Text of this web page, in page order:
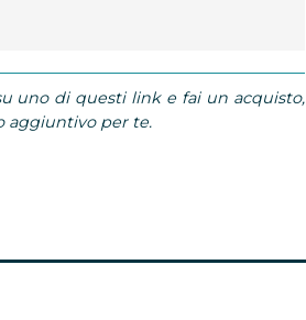
uno di questi link e fai un acquisto,
aggiuntivo per te.